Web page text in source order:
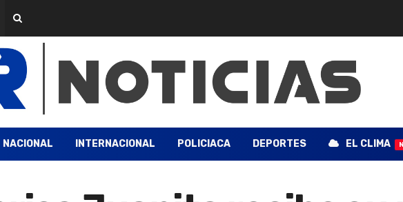
NACIONAL INTERNACIONAL POLICIACA DEPORTES EL CLIMA